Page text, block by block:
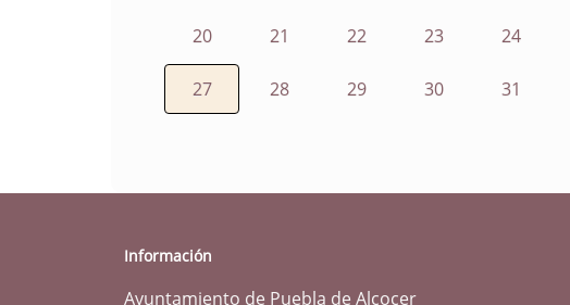
20 21 22 23 24
27 28 29 30 31
Información
Ayuntamiento de Puebla de Alcocer